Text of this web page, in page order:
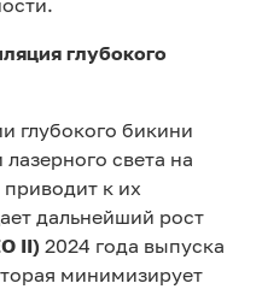
глубокого
глубокого бикини
света на
к их
дальнейший рост
II) 2024 года выпуска
минимизирует